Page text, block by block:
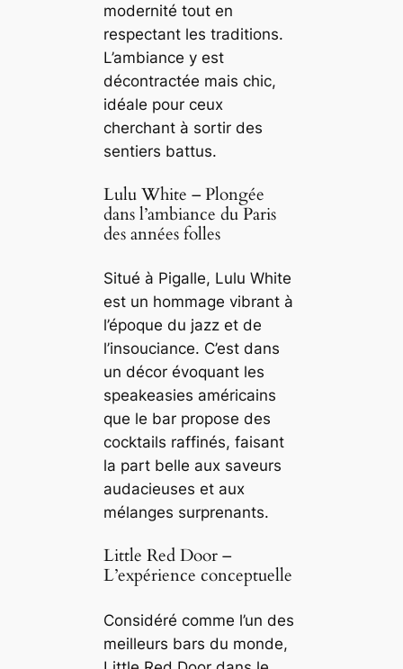
modernité tout en
respectant les traditions.
L’ambiance y est
décontractée mais chic,
idéale pour ceux
cherchant à sortir des
sentiers battus.
Lulu White – Plongée
dans l’ambiance du Paris
des années folles
Situé à Pigalle, Lulu White
est un hommage vibrant à
l’époque du jazz et de
l’insouciance. C’est dans
un décor évoquant les
speakeasies américains
que le bar propose des
cocktails raffinés, faisant
la part belle aux saveurs
audacieuses et aux
mélanges surprenants.
Little Red Door –
L’expérience conceptuelle
Considéré comme l’un des
meilleurs bars du monde,